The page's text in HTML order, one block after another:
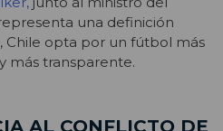
una definición
Chile opta por un fútbol más
más transparente.
AL CONFLICTO DE